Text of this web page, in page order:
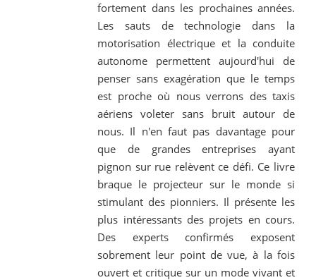
fortement dans les prochaines années.
Les sauts de technologie dans la
motorisation électrique et la conduite
autonome permettent aujourd'hui de
penser sans exagération que le temps
est proche où nous verrons des taxis
aériens voleter sans bruit autour de
nous. Il n'en faut pas davantage pour
que de grandes entreprises ayant
pignon sur rue relèvent ce défi. Ce livre
braque le projecteur sur le monde si
stimulant des pionniers. Il présente les
plus intéressants des projets en cours.
Des experts confirmés exposent
sobrement leur point de vue, à la fois
ouvert et critique sur un mode vivant et